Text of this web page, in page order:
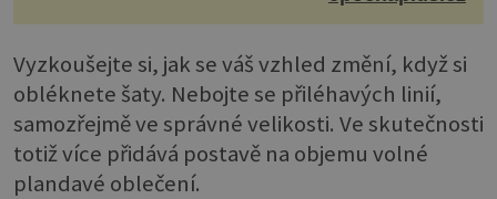
Vyzkoušejte si, jak se váš vzhled změní, když si
obléknete šaty. Nebojte se přiléhavých linií,
samozřejmě ve správné velikosti. Ve skutečnosti
totiž více přidává postavě na objemu volné
plandavé oblečení.